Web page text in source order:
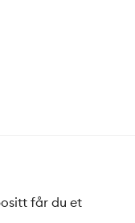
får du et